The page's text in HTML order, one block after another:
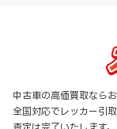
中古車の高価買取ならお
全国対応でレッカー引
査定は完了いたします。